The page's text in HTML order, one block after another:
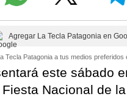
Agregar La Tecla Patagonia en
Tecla Patagonia a tus medios preferidos
este sábado
Nacional de